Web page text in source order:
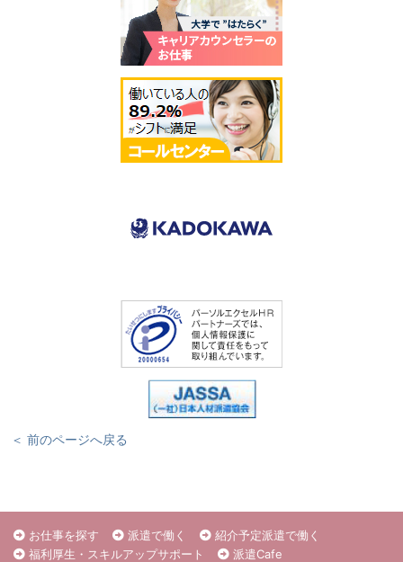
＜ 前のページへ戻る
お仕事を探す 派遣で働く
紹介予定派遣で働く
福利厚生・スキルアップサポート
派遣Cafe